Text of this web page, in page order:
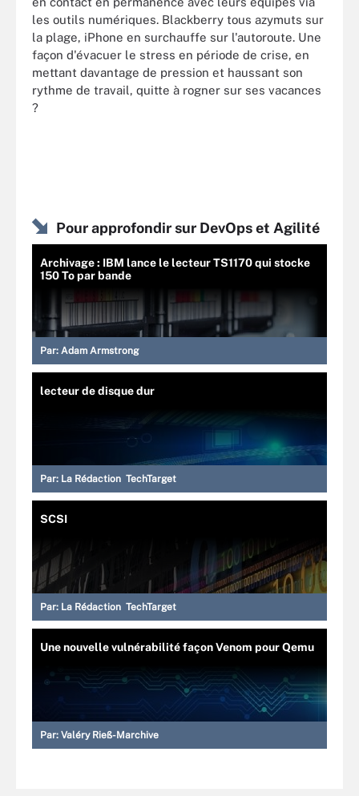
les outils numériques. Blackberry tous azymuts sur
la plage, iPhone en surchauffe sur l'autoroute. Une
façon d'évacuer le stress en période de crise, en
mettant davantage de pression et haussant son
rythme de travail, quitte à rogner sur ses vacances
?
Pour approfondir sur DevOps et Agilité
Archivage : IBM lance le lecteur TS1170 qui stocke
150 To par bande
Par: Adam Armstrong
lecteur de disque dur
Par: La Rédaction TechTarget
SCSI
Par: La Rédaction TechTarget
Une nouvelle vulnérabilité façon Venom pour Qemu
Par: Valéry Rieß-Marchive